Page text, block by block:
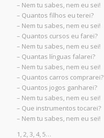
– Nem tu sabes, nem eu sei!
– Quantos filhos eu terei?
– Nem tu sabes, nem eu sei!
– Quantos cursos eu farei?
– Nem tu sabes, nem eu sei!
– Quantas línguas falarei?
– Nem tu sabes, nem eu sei!
– Quantos carros comprarei?
– Quantos jogos ganharei?
– Nem tu sabes, nem eu sei!
– Que instrumentos tocarei?
– Nem tu sabes, nem eu sei!
1, 2, 3, 4, 5…